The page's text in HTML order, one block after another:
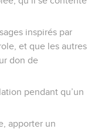
inspirés par
et que les autres
don de
pendant qu’un
apporter un